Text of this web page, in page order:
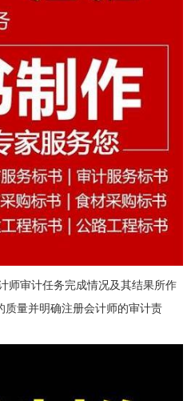
审计任务完成情况及其结果所作
质量并明确注册会计师的审计责